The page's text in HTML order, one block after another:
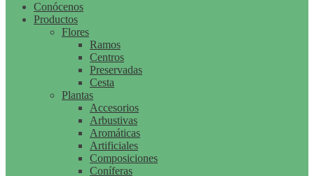
Conócenos
Productos
Flores
Ramos
Centros
Preservadas
Cesta
Plantas
Accesorios
Arbustivas
Aromáticas
Artificiales
Composiciones
Coníferas